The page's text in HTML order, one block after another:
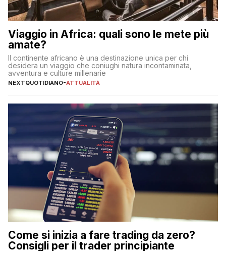
Viaggio in Africa: quali sono le mete più
amate?
Il continente africano è una destinazione unica per chi
desidera un viaggio che coniughi natura incontaminata,
avventura e culture millenarie
NEXTQUOTIDIANO-ATTUALITÀ
Come si inizia a fare trading da zero?
Consigli per il trader principiante